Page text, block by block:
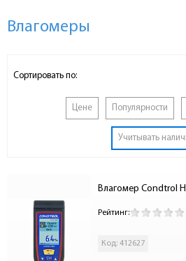
Влагомеры
Сортировать по:
Цене Популярности
Учитывать
Влагомер Condtrol
Рейтинг:
Код: 412627